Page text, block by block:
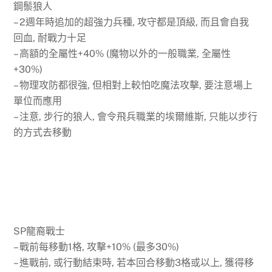
鋼鬃狼人
– 2週年時追加的超強力兵種, 攻守都是頂級, 而且會自我
回血, 耐戰力十足
– 高額的全屬性+40% (魔物以外的一般職業, 全屬性
+30%)
– 物理攻防都很強, 但相對上較怕吃魔法攻擊, 要注意場上
單位而應用
– 注意, 步行的狼人, 會令飛兵職業的埃爾維斯, 只能以步行
的方式去移動
SP龍裔戰士
– 戰前每移動1格, 攻擊+10% (最多30%)
– 進戰前, 或行動結束時, 若本回合移動3格或以上, 獲得移